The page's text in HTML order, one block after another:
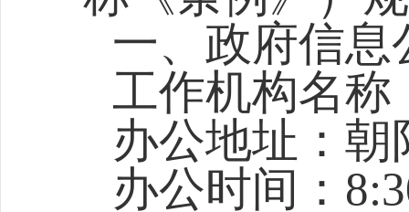
一、政府信息
工作机构名称
办公地址：
办公时间：